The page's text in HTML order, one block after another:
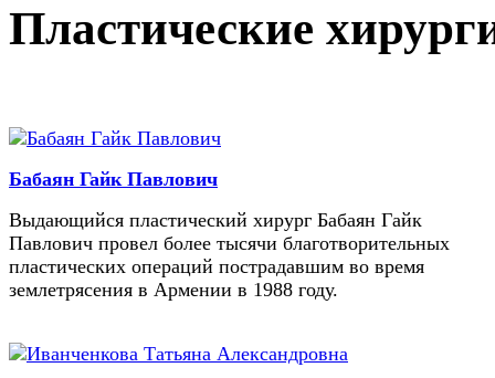
Пластические
Бабаян Гайк Павлович
Выдающийся пластический хирург Бабаян Гайк
Павлович провел более тысячи благотворительных
пластических операций пострадавшим во время
землетрясения в Армении в 1988 году.